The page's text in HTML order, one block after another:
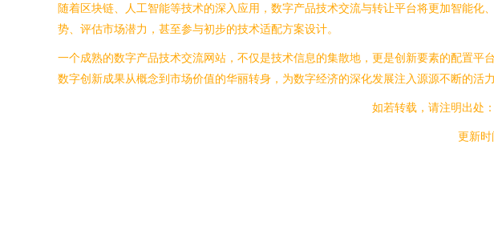
随着区块链、人工智能等技术的深入应用，数字产品技术交流与转让平台将更加智能
势、评估市场潜力，甚至参与初步的技术适配方案设计。
一个成熟的数字产品技术交流网站，不仅是技术信息的集散地，更是创新要素的配置
数字创新成果从概念到市场价值的华丽转身，为数字经济的深化发展注入源源不断的活力
如若转载，请注明出处
更新